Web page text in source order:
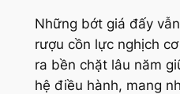
Những bớt giá đấy
rượu cồn lực nghịch
ra bền chặt lâu năm
hệ điều hành, mang